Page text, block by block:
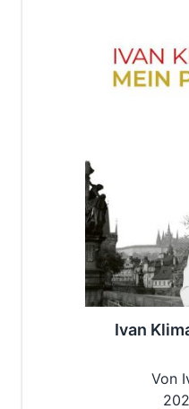
Ivan
Von